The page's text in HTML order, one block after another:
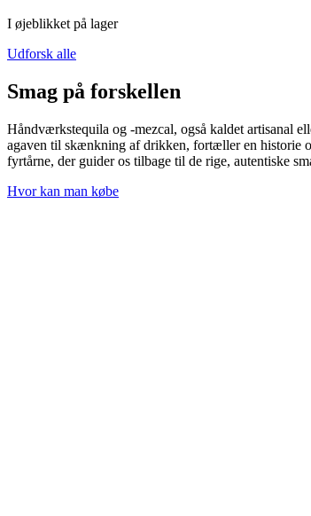
I øjeblikket på lager
Udforsk alle
Smag på forskellen
Håndværkstequila og -mezcal, også kaldet artisanal
agaven til skænkning af drikken, fortæller en historie
fyrtårne, der guider os tilbage til de rige, autentiske
Hvor kan man købe